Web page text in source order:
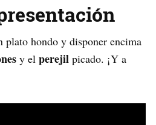
plato hondo y disponer encima
y el perejil picado. ¡Y a